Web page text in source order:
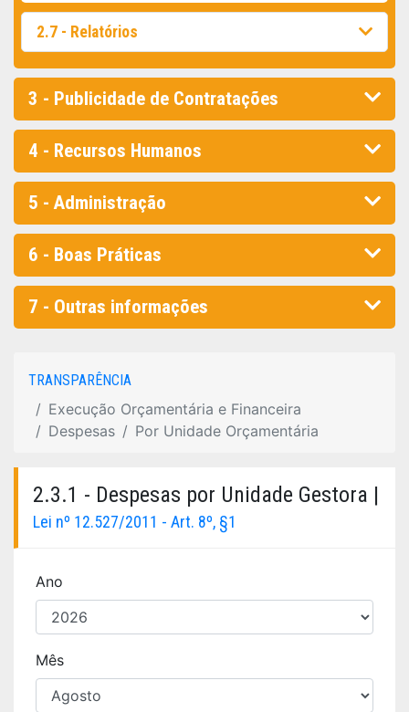
2.7 - Relatórios
3 - Publicidade de Contratações
4 - Recursos Humanos
5 - Administração
6 - Boas Práticas
7 - Outras informações
TRANSPARÊNCIA
Execução Orçamentária e Financeira
Despesas
Por Unidade Orçamentária
2.3.1 - Despesas por Unidade Gestora |
Lei nº 12.527/2011 - Art. 8º, §1
Ano
Mês